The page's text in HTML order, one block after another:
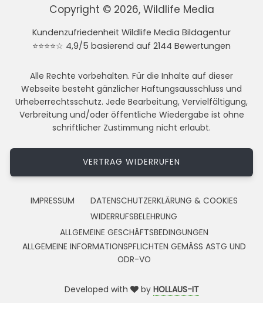
Copyright © 2026, Wildlife Media
Kundenzufriedenheit Wildlife Media Bildagentur
⭐⭐⭐⭐☆ 4,9/5 basierend auf 2144 Bewertungen
Alle Rechte vorbehalten. Für die Inhalte auf dieser
Webseite besteht gänzlicher Haftungsausschluss und
Urheberrechtsschutz. Jede Bearbeitung, Vervielfältigung,
Verbreitung und/oder öffentliche Wiedergabe ist ohne
schriftlicher Zustimmung nicht erlaubt.
VERTRAG WIDERRUFEN
IMPRESSUM
DATENSCHUTZERKLÄRUNG & COOKIES
WIDERRUFSBELEHRUNG
ALLGEMEINE GESCHÄFTSBEDINGUNGEN
ALLGEMEINE INFORMATIONSPFLICHTEN GEMÄSS ASTG UND
ODR-VO
Developed with by HOLLAUS-IT